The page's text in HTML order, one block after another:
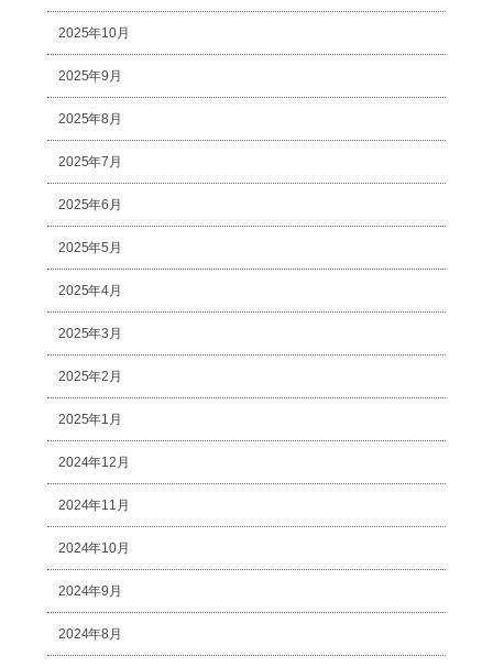
2025年10月
2025年9月
2025年8月
2025年7月
2025年6月
2025年5月
2025年4月
2025年3月
2025年2月
2025年1月
2024年12月
2024年11月
2024年10月
2024年9月
2024年8月